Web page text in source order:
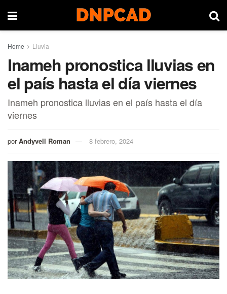
Home Lluvia
Inameh pronostica lluvias en
el país hasta el día viernes
Inameh pronostica lluvias en el país hasta el día
viernes
por Andyvell Roman 8 febrero, 2024